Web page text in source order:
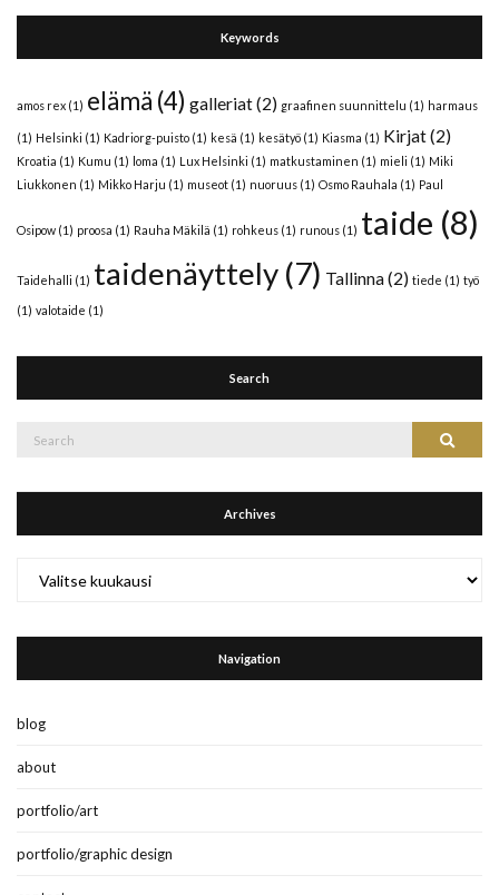
Keywords
amos rex (1) elämä (4) galleriat(2) graafinen suunnittelu (1) harmaus
(1) Helsinki (1) Kadriorg-puisto (1) kesä (1) kesätyö (1) Kiasma (1) Kirjat(2)
Kroatia (1) Kumu (1) loma (1) Lux Helsinki (1) matkustaminen (1) mieli (1) Miki
Liukkonen (1) Mikko Harju (1) museot (1) nuoruus (1) Osmo Rauhala (1) Paul
Osipow (1) proosa (1) Rauha Mäkilä (1) rohkeus (1) runous (1) taide (8)
Taidehalli (1) taidenäyttely (7) Tallinna(2) tiede (1) työ
(1) valotaide (1)
Search
Search
Search
Archives
Navigation
blog
about
portfolio/art
portfolio/graphic design